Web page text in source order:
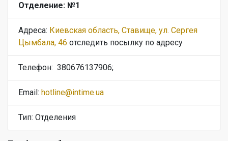
Отделение: №1
Адреса: Киевская область, Ставище, ул. Сергея
Цымбала, 46 отследить посылку по адресу
Телефон: 380676137906;
Email: hotline@intime.ua
Тип: Отделения